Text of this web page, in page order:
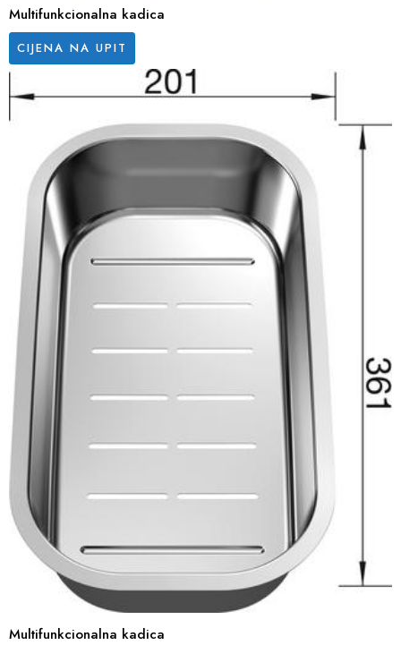
Multifunkcionalna kadica
CIJENA NA UPIT
Multifunkcionalna kadica